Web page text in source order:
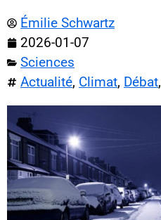
Émilie Schwartz
2026-01-07
Sciences
Actualité, Climat, Débat,